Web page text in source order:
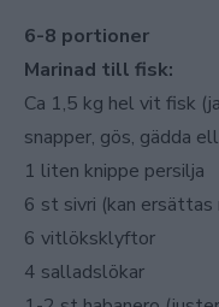
6-8 portioner
Marinad till fisk:
Ca 1,5 kg hel vit fisk
snapper, gös, gädda
1 liten knippe persilja
6 st sivri (kan ersättas
6 vitlöksklyftor
4 salladslökar